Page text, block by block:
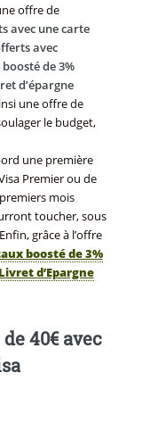
offre de
avec une carte
avec
de 3%
d’épargne
une offre de
le budget,
une première
Premier ou de
mois
toucher, sous
grâce à l’offre
boosté de 3%
d’Epargne
40€ avec